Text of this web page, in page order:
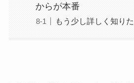
からが本番
もう少し詳しく知り